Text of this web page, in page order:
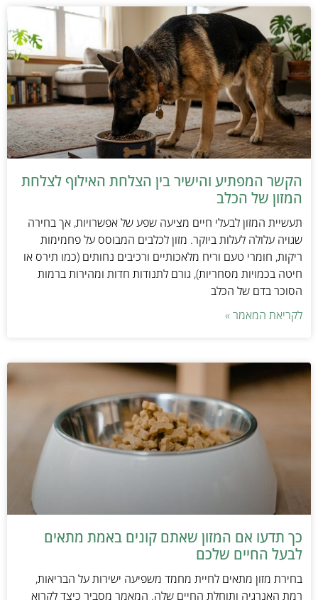
הקשר המפתיע והישיר בין הצלחת האילוף לצלחת
המזון של הכלב
תעשיית המזון לבעלי חיים מציעה שפע של אפשרויות, אך בחירה
שגויה עלולה לעלות ביוקר. מזון לכלבים המבוסס על פחמימות
ריקות, חומרי טעם וריח מלאכותיים ורכיבים נחותים (כמו תירס או
חיטה בכמויות מסחריות), גורם לתנודות חדות ומהירות ברמות
הסוכר בדם של הכלב
לקריאת המאמר »
כך תדעו אם המזון שאתם קונים באמת מתאים
לבעל החיים שלכם
בחירת מזון מתאים לחיית מחמד משפיעה ישירות על הבריאות,
רמת האנרגיה ותוחלת החיים שלה. המאמר מסביר כיצד לקרוא